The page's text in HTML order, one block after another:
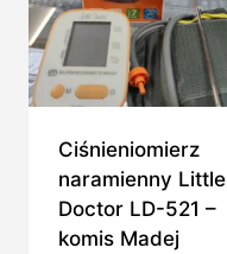
Ciśnieniomierz
naramienny Little
Doctor LD-521 –
komis Madej